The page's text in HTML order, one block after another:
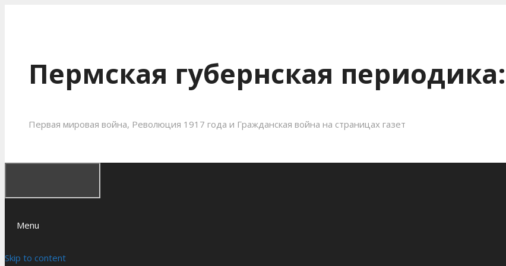
Пермская губернская периодика:
Первая мировая война, Революция 1917 года и Гражданская война на страницах газет
Menu
Skip to content